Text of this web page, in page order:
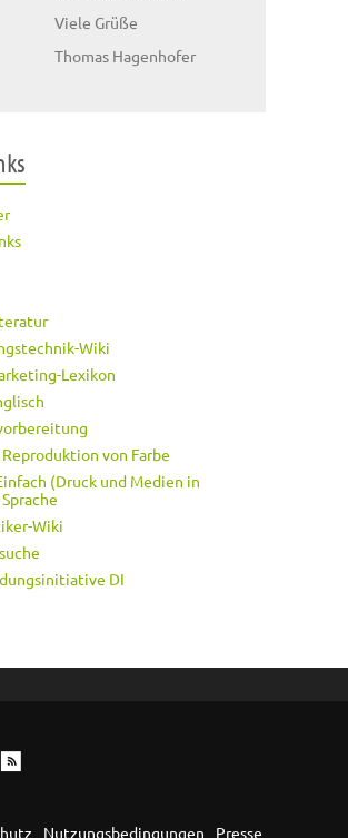
Viele Grüße
Thomas Hagenhofer
Wiki
Lexikon
Reproduktion von Farbe
(Druck und Medien in
Wiki
DI
Nutzungsbedingungen Presse